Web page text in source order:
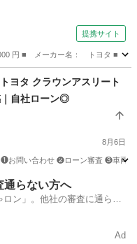
提携サイト
円 ■ メーカー名： トヨタ ■
ヨタ クラウンアスリート
自社ローン◎
8月6日
お問い合わせ ❷ローン審査 ❸車両
スリート
通らない方へ
ン」。他社の審査に通らな
Ad